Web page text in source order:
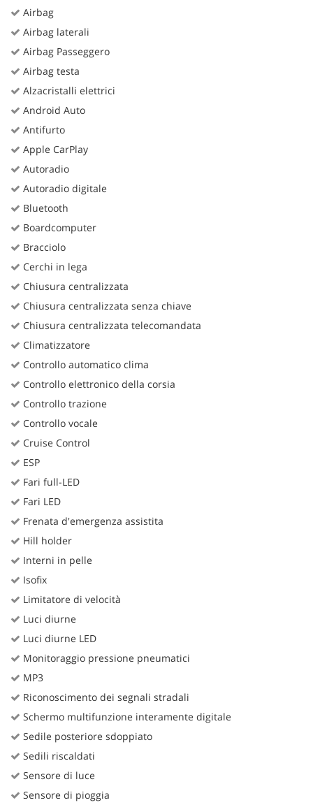
Airbag
Airbag laterali
Airbag Passeggero
Airbag testa
Alzacristalli elettrici
Android Auto
Antifurto
Apple CarPlay
Autoradio
Autoradio digitale
Bluetooth
Boardcomputer
Bracciolo
Cerchi in lega
Chiusura centralizzata
Chiusura centralizzata senza chiave
Chiusura centralizzata telecomandata
Climatizzatore
Controllo automatico clima
Controllo elettronico della corsia
Controllo trazione
Controllo vocale
Cruise Control
ESP
Fari full-LED
Fari LED
Frenata d'emergenza assistita
Hill holder
Interni in pelle
Isofix
Limitatore di velocità
Luci diurne
Luci diurne LED
Monitoraggio pressione pneumatici
MP3
Riconoscimento dei segnali stradali
Schermo multifunzione interamente digitale
Sedile posteriore sdoppiato
Sedili riscaldati
Sensore di luce
Sensore di pioggia